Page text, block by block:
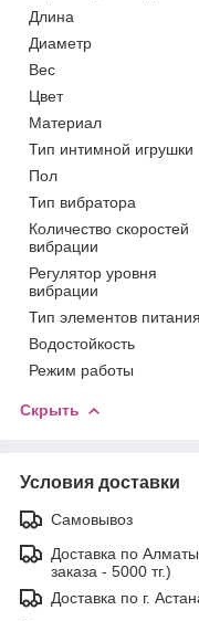
Длина
Диаметр
Вес
Цвет
Материал
Тип интимной игрушки
Пол
Тип вибратора
Количество скоростей
вибрации
Регулятор уровня
вибрации
Тип элементов питания
Водостойкость
Режим работы
Скрыть
Условия доставки
Самовывоз
Доставка по
заказа - 5000 тг.)
Доставка по г.